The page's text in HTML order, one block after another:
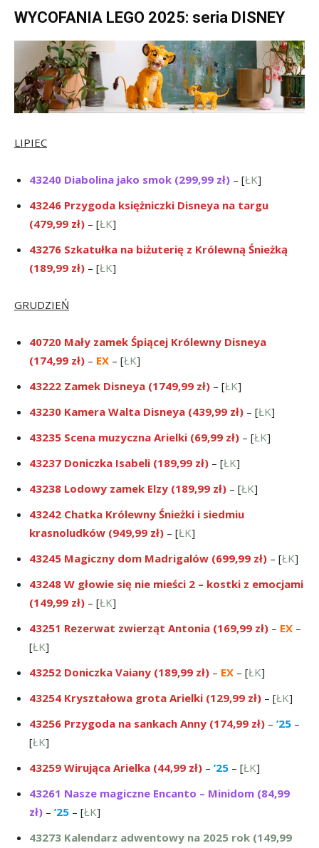
WYCOFANIA LEGO 2025: seria DISNEY
LIPIEC
43240 Diabolina jako smok (299,99 zł) – [ŁK]
43246 Przygoda księżniczki Disneya na targu
(479,99 zł) – [ŁK]
43276 Szkatułka na biżuterię z Królewną Śnieżką
(189,99 zł) – [ŁK]
GRUDZIEŃ
40720 Mały zamek Śpiącej Królewny Disneya
(174,99 zł) – EX – [ŁK]
43222 Zamek Disneya (1749,99 zł) – [ŁK]
43230 Kamera Walta Disneya (439,99 zł) – [ŁK]
43235 Scena muzyczna Arielki (69,99 zł) – [ŁK]
43237 Doniczka Isabeli (189,99 zł) – [ŁK]
43238 Lodowy zamek Elzy (189,99 zł) – [ŁK]
43242 Chatka Królewny Śnieżki i siedmiu
krasnoludków (949,99 zł) – [ŁK]
43245 Magiczny dom Madrigalów (699,99 zł) – [ŁK]
43248 W głowie się nie mieści 2 – kostki z emocjami
(149,99 zł) – [ŁK]
43251 Rezerwat zwierząt Antonia (169,99 zł) – EX –
[ŁK]
43252 Doniczka Vaiany (189,99 zł) – EX – [ŁK]
43254 Kryształowa grota Arielki (129,99 zł) – [ŁK]
43256 Przygoda na sankach Anny (174,99 zł) – ’25 –
[ŁK]
43259 Wirująca Arielka (44,99 zł) – ’25 – [ŁK]
43261 Nasze magiczne Encanto – Minidom (84,99
zł) – ’25 – [ŁK]
43273 Kalendarz adwentowy na 2025 rok (149,99